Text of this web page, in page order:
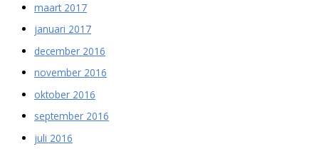
maart 2017
januari 2017
december 2016
november 2016
oktober 2016
september 2016
juli 2016